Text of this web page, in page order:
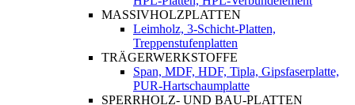
MASSIVHOLZPLATTEN
Leimholz, 3-Schicht-Platten,
Treppenstufenplatten
TRÄGERWERKSTOFFE
Span, MDF, HDF, Tipla, Gipsfaserplatte,
PUR-Hartschaumplatte
SPERRHOLZ- UND BAU-PLATTEN